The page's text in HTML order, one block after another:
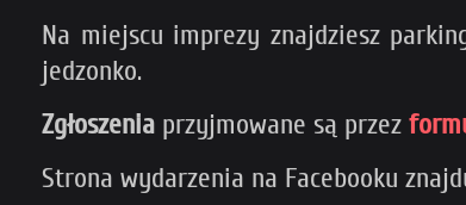
Na miejscu imprezy znajdziesz
jedzonko.
Zgłoszenia przyjmowane są przez
Strona wydarzenia na Facebooku